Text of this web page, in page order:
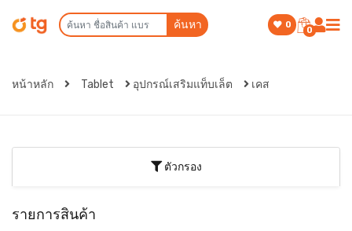
ค้นหา 0
0
หน้าหลัก Tablet อุปกรณ์เสริมแท็บเล็ต เคส
ตัวกรอง
รายการสินค้า